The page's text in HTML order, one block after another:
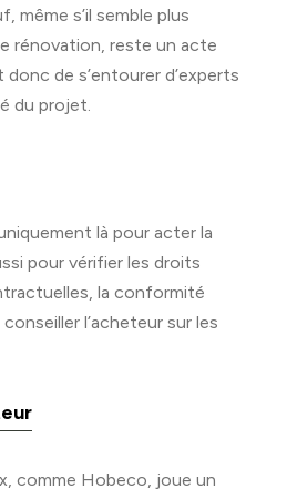
même s’il semble plus
rénovation, reste un acte
de s’entourer d’experts
du projet.
là pour acter la
pour vérifier les droits
la conformité
l’acheteur sur les
comme Hobeco, joue un